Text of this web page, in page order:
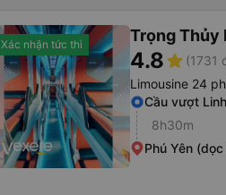
Xác nhận tức thì Trọng Thủy
4.8star (1731
Limousine 24
Cầu vượt
8h30m
Phú Yên (dọc